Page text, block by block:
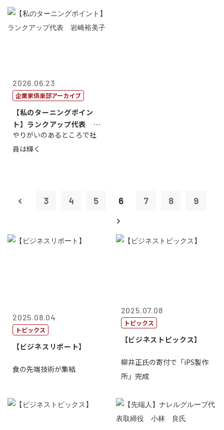
2026.06.23
企業家倶楽部アーカイブ
【私のターニングポイン
ト】ランクアップ代表 岩
崎裕美子
やりがいのあるところで社
員は輝く
3 4 5 6 7 8 9
2025.08.04
トピックス
【ビジネスリポート】
食の先端技術が集結
2025.07.08
トピックス
【ビジネストピックス】
柳井正氏の寄付で「iPS製作
所」完成